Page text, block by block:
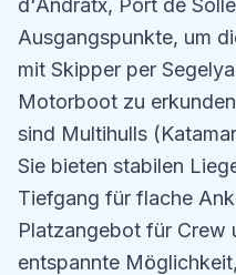
d'Andratx, Port de
Ausgangspunkte, um
mit Skipper per
Motorboot zu
sind Multihulls
Sie bieten stabilen
Tiefgang für flache
Platzangebot für Crew
entspannte